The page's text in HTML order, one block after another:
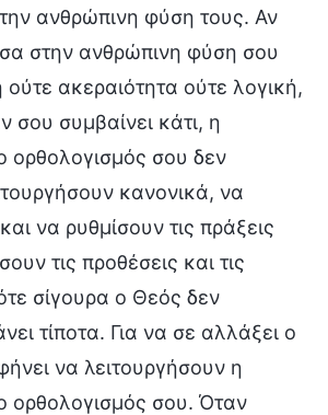
ανθρώπινη φύση τους. Αν
στην ανθρώπινη φύση σου
ούτε ακεραιότητα ούτε λογική,
σου συμβαίνει κάτι, η
ορθολογισμός σου δεν
κανονικά, να
να ρυθμίσουν τις πράξεις
τις προθέσεις και τις
σίγουρα ο Θεός δεν
τίποτα. Για να σε αλλάξει ο
να λειτουργήσουν η
ορθολογισμός σου. Όταν